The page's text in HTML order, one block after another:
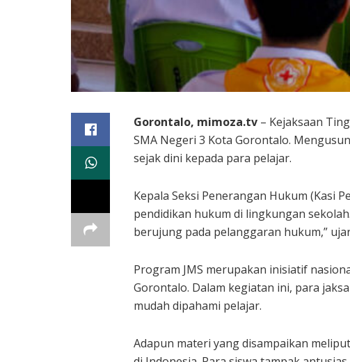
Gorontalo, mimoza.tv – Kejaksaan
SMA Negeri 3 Kota Gorontalo.
sejak dini kepada para pelajar.
Kepala Seksi Penerangan Hukum (Kasi
pendidikan hukum di lingkungan
berujung pada pelanggaran hukum,”
Program JMS merupakan inisiatif
Gorontalo. Dalam kegiatan ini, para
mudah dipahami pelajar.
Adapun materi yang disampaikan